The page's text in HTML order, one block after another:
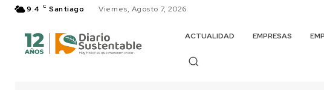
9.4 C Santiago Viernes, Agosto 7, 2026
ACTUALIDAD EMPRESAS